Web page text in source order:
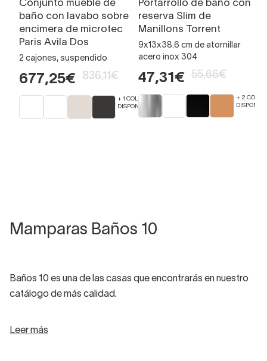
Conjunto mueble de
baño con lavabo sobre
encimera de microtec
Paris Avila Dos
2 cajones, suspendido
677,25€ 836,11€
+ 1 COLORES
DISPONIBLES
Portarrollo de baño con
reserva Slim de
Manillons Torrent
9x13x38.6 cm de atornillar
acero inox 304
47,31€ 55,66€
+ 2
Mamparas Baños 10
Baños 10 es una de las casas que encontrarás en nuestro
catálogo de más calidad.
Leer más